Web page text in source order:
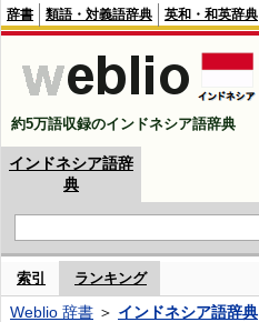
辞書 類語・対義語辞典 英和・和英辞典
約5万語収録のインドネシア語辞典
インドネシア語辞
典
索引 ランキング
Weblio 辞書 ＞ インドネシア語辞典